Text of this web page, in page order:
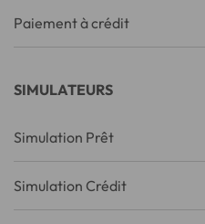
Paiement à crédit
SIMULATEURS
Simulation Prêt
Simulation Crédit